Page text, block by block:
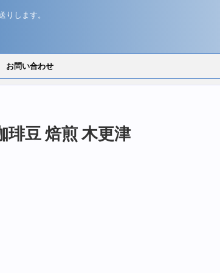
します。
お問い合わせ
豆 焙煎 木更津